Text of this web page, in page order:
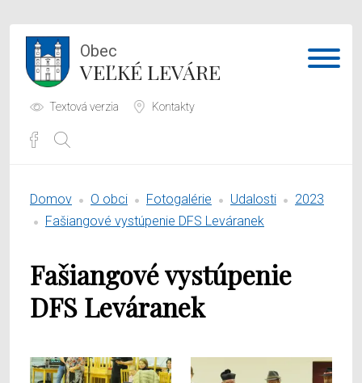
Obec
VEĽKÉ LEVÁRE
Textová verzia Kontakty
Samospráva
Domov O obci Fotogalérie Udalosti
2023
Fašiangové vystúpenie DFS Leváranek
Fašiangové vystúpenie
DFS Leváranek